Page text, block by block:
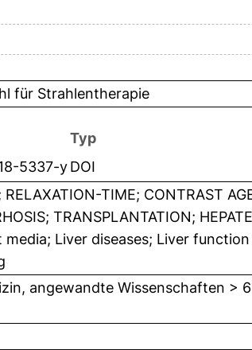
für Strahlentherapie
Typ
5337-yDOI
RELAXATION-TIME; CONTRAST
TRANSPLANTATION;
media; Liver diseases; Liver
angewandte Wissenschaften >